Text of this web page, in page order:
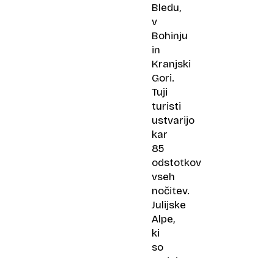
Bledu,
v
Bohinju
in
Kranjski
Gori.
Tuji
turisti
ustvarijo
kar
85
odstotkov
vseh
nočitev.
Julijske
Alpe,
ki
so